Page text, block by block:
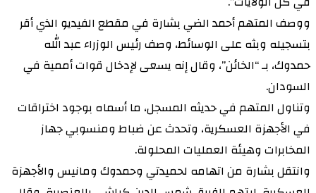
ووصف المتهم أحمد الضي بشارة في مقطع الفيديو الذي أقر
بتسجيله وبثه على الوسائط، وصف رئيس الوزراء عبد الله
حمدوك، بـ “الخائن”، وقال إنه يسعى لإدخال قوات أممية في
السودان.
وتناول المتهم في حديثه المسجل، ما أسماه بوجود اختراقات
في الأجهزة العسكرية، وتحدث عن ضباط ومنسوبي جهاز
المخابرات وهيئة العمليات المحلولة.
وانتقل بشارة من اتهامه لحميدتي وحمدوك ومانيس والأجهزة